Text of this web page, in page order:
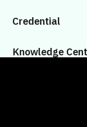
Credential
Knowledge